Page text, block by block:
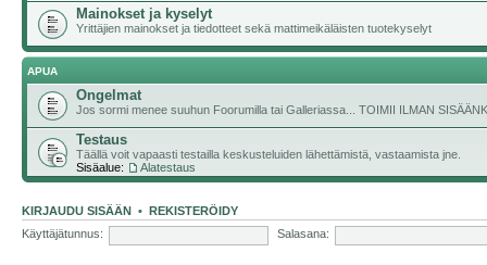
Mainokset ja kyselyt
Yrittäjien mainokset ja tiedotteet sekä mattimeikäläisten tuotekyselyt
APUA
Ongelmat
Jos sormi menee suuhun Foorumilla tai Galleriassa... TOIMII ILMAN
Testaus
Täällä voit vapaasti testailla keskusteluiden lähettämistä, vastaamista jne.
Sisäalue:
Alatestaus
KIRJAUDU SISÄÄN • REKISTERÖIDY
Käyttäjätunnus:
Salasana: